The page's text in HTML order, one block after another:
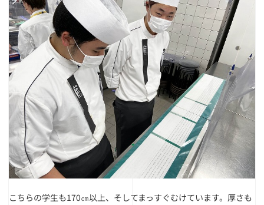
こちらの学生も170㎝以上、そしてまっすぐむけています。 厚さも